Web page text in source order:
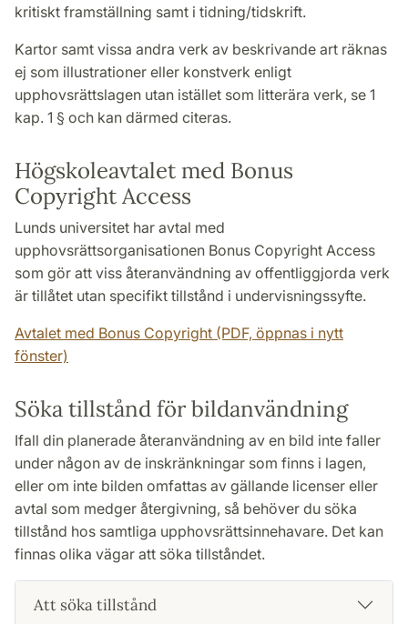
kritiskt framställning samt i tidning/tidskrift.
Kartor samt vissa andra verk av beskrivande art räknas
ej som illustrationer eller konstverk enligt
upphovsrättslagen utan istället som litterära verk, se 1
kap. 1 § och kan därmed citeras.
Högskoleavtalet med Bonus
Copyright Access
Lunds universitet har avtal med
upphovsrättsorganisationen Bonus Copyright Access
som gör att viss återanvändning av offentliggjorda verk
är tillåtet utan specifikt tillstånd i undervisningssyfte.
Avtalet med Bonus Copyright (PDF, öppnas i nytt
fönster)
Söka tillstånd för bildanvändning
Ifall din planerade återanvändning av en bild inte faller
under någon av de inskränkningar som finns i lagen,
eller om inte bilden omfattas av gällande licenser eller
avtal som medger återgivning, så behöver du söka
tillstånd hos samtliga upphovsrättsinnehavare. Det kan
finnas olika vägar att söka tillståndet.
Att söka tillstånd